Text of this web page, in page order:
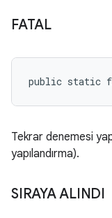
FATAL
public static
Tekrar denemesi
yapılandırma).
SIRAYA ALINDI